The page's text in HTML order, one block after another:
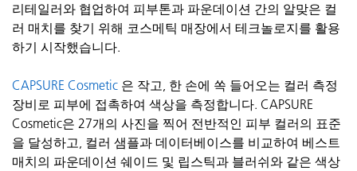
리테일러와 협업하여 피부톤과 파운데이션 간의 알맞은 컬
러 매치를 찾기 위해 코스메틱 매장에서 테크놀로지를 활용
하기 시작했습니다.
CAPSURE Cosmetic 은 작고, 한 손에 쏙 들어오는 컬러 측정
장비로 피부에 접촉하여 색상을 측정합니다. CAPSURE
Cosmetic은 27개의 사진을 찍어 전반적인 피부 컬러의 표준
을 달성하고, 컬러 샘플과 데이터베이스를 비교하여 베스트
매치의 파운데이션 쉐이드 및 립스틱과 블러쉬와 같은 색상